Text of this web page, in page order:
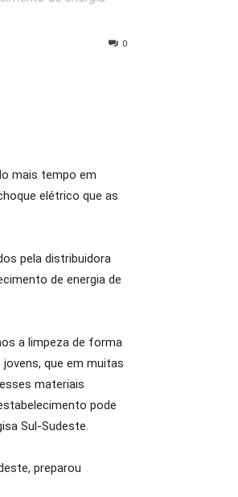
0
mais tempo em
elétrico que as
pela distribuidora
de energia de
a limpeza de forma
que em muitas
materiais
pode
Sul-Sudeste.
preparou